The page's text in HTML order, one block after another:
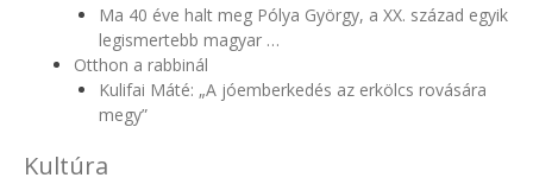
Ma 40 éve halt meg Pólya György, a XX. század egyik
legismertebb magyar …
Otthon a rabbinál
Kulifai Máté: „A jóemberkedés az erkölcs rovására
megy”
Kultúra